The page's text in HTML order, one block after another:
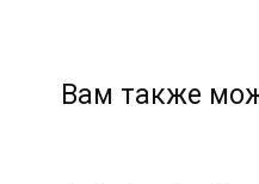
Вам также